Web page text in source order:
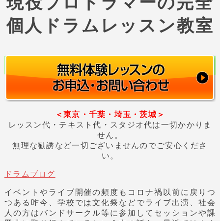
個人ドラムレッスン教室
＜東京・千葉・埼玉・茨城＞
レッスン代・テキスト代・スタジオ代は一切かかりま
せん。
無理な勧誘など一切ございませんのでご安心くださ
い。
ドラムブログ
イベントやライブ開催の頻度もコロナ禍以前に戻りつ
つある昨今、学校では文化祭などでライブ出演、社会
人の方はバンドサークル等に参加してセッションや課